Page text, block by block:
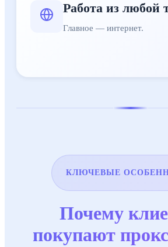
Работа из любой
Главное — интернет.
КЛЮЧЕВЫЕ
Почему
покупают